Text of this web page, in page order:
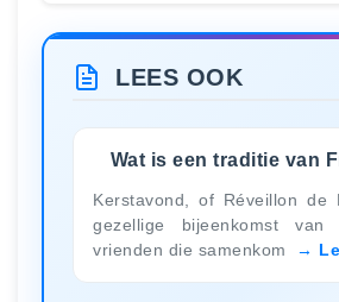
LEES OOK
Wat is een traditie van
Kerstavond, of Réveillon de
gezellige bijeenkomst van
vrienden die samenkom